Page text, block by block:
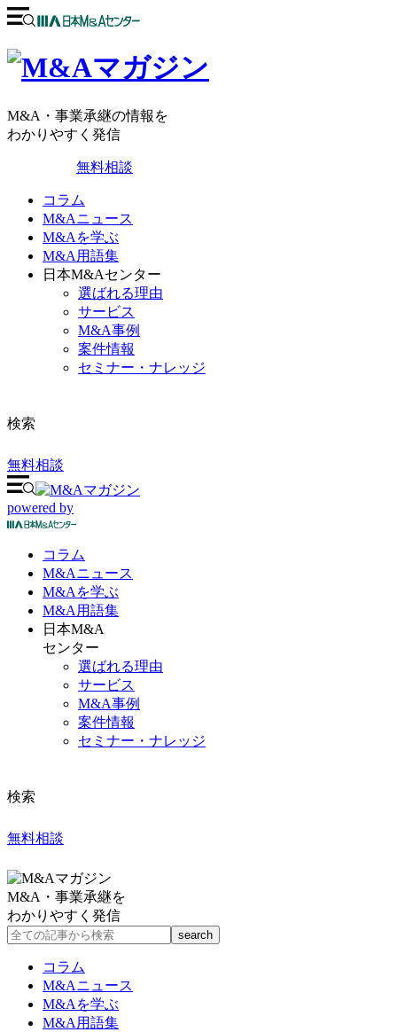
M&A・事業承継の情報を
わかりやすく発信
無料相談
コラム
M&Aニュース
M&Aを学ぶ
M&A用語集
日本M&Aセンター
選ばれる理由
サービス
M&A事例
案件情報
セミナー・ナレッジ
検索
無料相談
powered by
コラム
M&Aニュース
M&Aを学ぶ
M&A 用語集
日本M&A
センター
選ばれる理由
サービス
M&A事例
案件情報
セミナー・ナレッジ
検索
無料相談
M&A・事業承継を
わかりやすく発信
コラム
M&Aニュース
M&Aを学ぶ
M&A用語集